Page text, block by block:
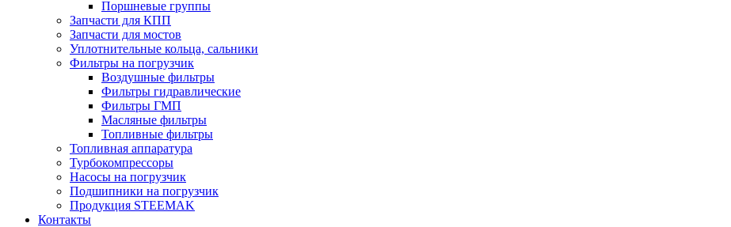
Поршневые группы
Запчасти для КПП
Запчасти для мостов
Уплотнительные кольца, сальники
Фильтры на погрузчик
Воздушные фильтры
Фильтры гидравлические
Фильтры ГМП
Масляные фильтры
Топливные фильтры
Топливная аппаратура
Турбокомпрессоры
Насосы на погрузчик
Подшипники на погрузчик
Продукция STEEMAK
Контакты